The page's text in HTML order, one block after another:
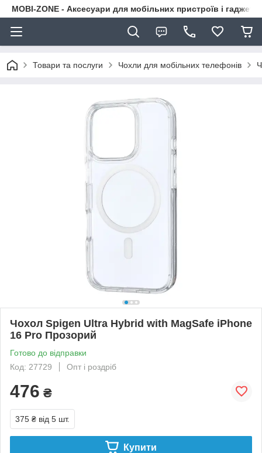
MOBI-ZONE - Аксесуари для мобільних пристроїв і гаджети
Товари та послуги Чохли для мобільних телефонів
Чохол Spigen Ultra Hybrid with MagSafe iPhone
16 Pro Прозорий
Готово до відправки
Код: 27729
Опт і роздріб
476 ₴
375 ₴ від 5 шт.
Купити